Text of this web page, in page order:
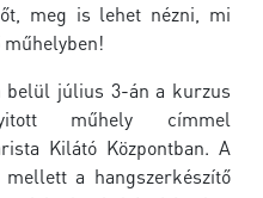
meg is lehet nézni, mi
belül július 3-án a kurzus
műhely címmel
Kilátó Központban. A
mellett a hangszerkészítő